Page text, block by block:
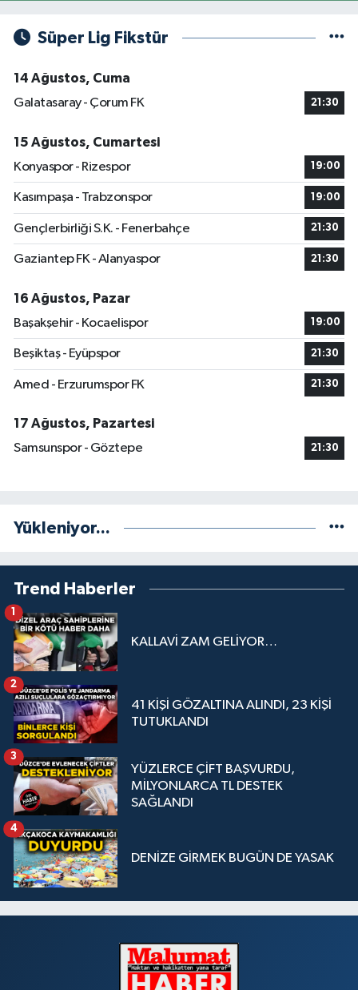
Süper Lig Fikstür
14 Ağustos, Cuma
Galatasaray - Çorum FK
21:30
15 Ağustos, Cumartesi
Konyaspor - Rizespor
19:00
Kasımpaşa - Trabzonspor 19:00
Gençlerbirliği S.K. - Fenerbahçe 21:30
Gaziantep FK - Alanyaspor 21:30
16 Ağustos, Pazar
Başakşehir - Kocaelispor
19:00
Beşiktaş - Eyüpspor 21:30
Amed - Erzurumspor FK 21:30
17 Ağustos, Pazartesi
Samsunspor - Göztepe
21:30
Yükleniyor...
Trend Haberler
KALLAVİ ZAM GELİYOR…
1
41 KİŞİ GÖZALTINA ALINDI, 23 KİŞİ
TUTUKLANDI
2
YÜZLERCE ÇİFT BAŞVURDU,
MİLYONLARCA TL DESTEK
SAĞLANDI
3
DENİZE GİRMEK BUGÜN DE YASAK
4